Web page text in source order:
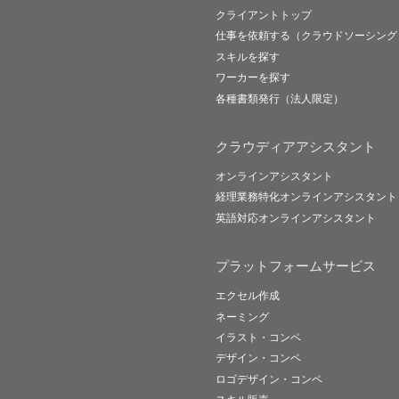
クライアントトップ
仕事を依頼する（クラウドソーシング
スキルを探す
ワーカーを探す
各種書類発行（法人限定）
クラウディアアシスタント
オンラインアシスタント
経理業務特化オンラインアシスタント
英語対応オンラインアシスタント
プラットフォームサービス
エクセル作成
ネーミング
イラスト・コンペ
デザイン・コンペ
ロゴデザイン・コンペ